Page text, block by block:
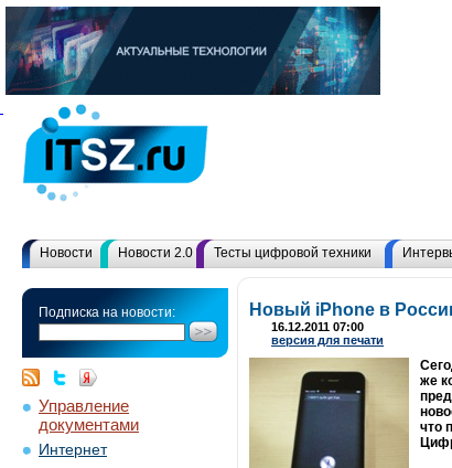
Новости Новости 2.0 Тесты цифровой техники
Подписка на новости:
Управление
документами
Интернет
Новый iPhone в
16.12.2011 07:00
версия для печати
же
что